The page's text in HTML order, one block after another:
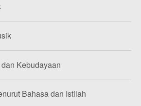
Kebudayaan
Bahasa dan Istilah